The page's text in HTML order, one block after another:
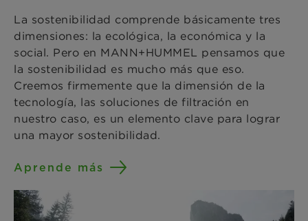
La sostenibilidad comprende básicamente tres
dimensiones: la ecológica, la económica y la
social. Pero en MANN+HUMMEL pensamos que
la sostenibilidad es mucho más que eso.
Creemos firmemente que la dimensión de la
tecnología, las soluciones de filtración en
nuestro caso, es un elemento clave para lograr
una mayor sostenibilidad.
Aprende más